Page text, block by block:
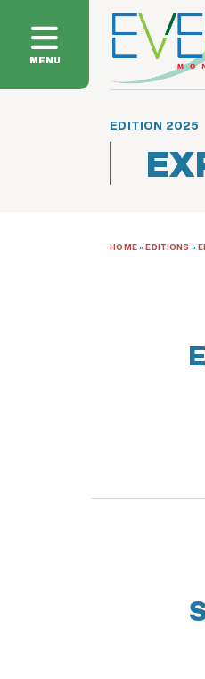
MENU
EDITION 2025
HOME»EDITIONS »